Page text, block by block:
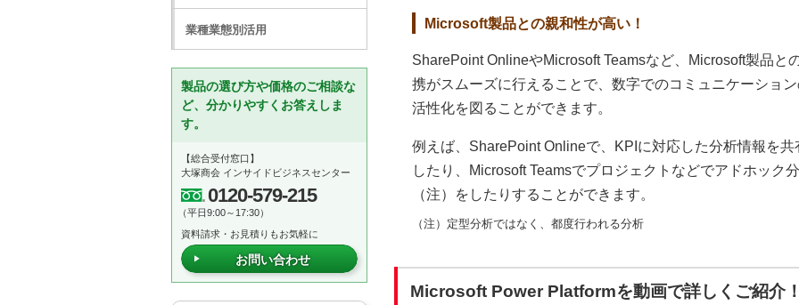
Microsoft製品との親和性が高い！
SharePoint OnlineやMicrosoft Teamsなど、Microsoft製品と
携がスムーズに行えることで、数字でのコミュニケーショ
活性化を図ることができます。
例えば、SharePoint Onlineで、KPIに対応した分析情報を共
したり、Microsoft Teamsでプロジェクトなどでアドホック
（注）をしたりすることができます。
（注）定型分析ではなく、都度行われる分析
Microsoft Power Platformを動画で詳しくご紹介！
業種業態別活用
製品の選び方や価格のご相談な
ど、分かりやすくお答えしま
す。
【総合受付窓口】
大塚商会 インサイドビジネスセンター
0120-579-215
（平日9:00～17:30）
資料請求・お見積りもお気軽に
お問い合わせ